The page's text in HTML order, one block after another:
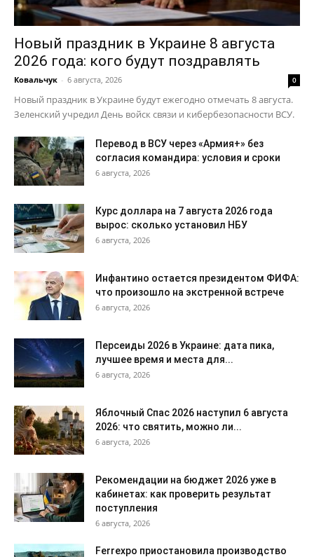
Новый праздник в Украине 8 августа
2026 года: кого будут поздравлять
Ковальчук - 6 августа, 2026 0
Новый праздник в Украине будут ежегодно отмечать 8 августа.
Зеленский учредил День войск связи и кибербезопасности ВСУ.
Перевод в ВСУ через «Армия+» без
согласия командира: условия и сроки
6 августа, 2026
Курс доллара на 7 августа 2026 года
вырос: сколько установил НБУ
6 августа, 2026
Инфантино остается президентом ФИФА:
что произошло на экстренной встрече
6 августа, 2026
Персеиды 2026 в Украине: дата пика,
лучшее время и места для...
6 августа, 2026
Яблочный Спас 2026 наступил 6 августа
2026: что святить, можно ли...
6 августа, 2026
Рекомендации на бюджет 2026 уже в
кабинетах: как проверить результат
поступления
6 августа, 2026
Ferrexpo приостановила производство